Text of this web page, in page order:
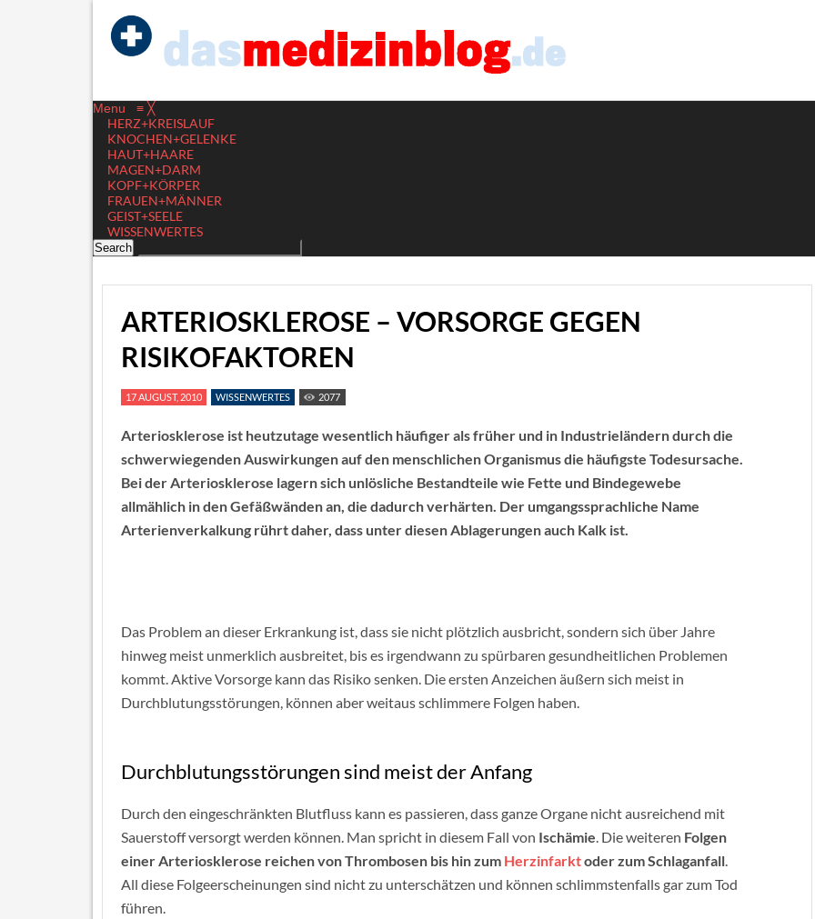
Menu ≡ ╳
HERZ+KREISLAUF
KNOCHEN+GELENKE
HAUT+HAARE
MAGEN+DARM
KOPF+KÖRPER
FRAUEN+MÄNNER
GEIST+SEELE
WISSENWERTES
ARTERIOSKLEROSE – VORSORGE GEGEN
RISIKOFAKTOREN
17 AUGUST, 2010 WISSENWERTES 2077
Arteriosklerose ist heutzutage wesentlich häufiger als früher und in Industrieländern durch die
schwerwiegenden Auswirkungen auf den menschlichen Organismus die häufigste Todesursache.
Bei der Arteriosklerose lagern sich unlösliche Bestandteile wie Fette und Bindegewebe
allmählich in den Gefäßwänden an, die dadurch verhärten. Der umgangssprachliche Name
Arterienverkalkung rührt daher, dass unter diesen Ablagerungen auch Kalk ist.
Das Problem an dieser Erkrankung ist, dass sie nicht plötzlich ausbricht, sondern sich über Jahre
hinweg meist unmerklich ausbreitet, bis es irgendwann zu spürbaren gesundheitlichen Problemen
kommt. Aktive Vorsorge kann das Risiko senken. Die ersten Anzeichen äußern sich meist in
Durchblutungsstörungen, können aber weitaus schlimmere Folgen haben.
Durchblutungsstörungen sind meist der Anfang
Durch den eingeschränkten Blutfluss kann es passieren, dass ganze Organe nicht ausreichend mit
Sauerstoff versorgt werden können. Man spricht in diesem Fall von Ischämie. Die weiteren Folgen
einer Arteriosklerose reichen von Thrombosen bis hin zum Herzinfarktoder zum Schlaganfall.
All diese Folgeerscheinungen sind nicht zu unterschätzen und können schlimmstenfalls gar zum Tod
führen.